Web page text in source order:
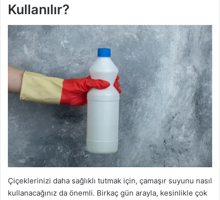
Kullanılır?
Çiçeklerinizi daha sağlıklı tutmak için, çamaşır suyunu nasıl
kullanacağınız da önemli. Birkaç gün arayla, kesinlikle çok